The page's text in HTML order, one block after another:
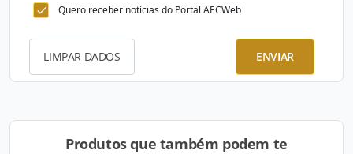
Quero receber notícias do Portal AECWeb
LIMPAR DADOS ENVIAR
Produtos que também podem te